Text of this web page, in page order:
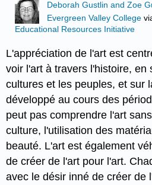
Deborah Gustlin and Zoe
Evergreen Valley College
Educational Resources Initiative
L'appréciation de l'art est
voir l'art à travers l'histoire, en
cultures et les peuples, et sur
développé au cours des
peut pas comprendre l'art
culture, l'utilisation des
beauté. L'art est également
de créer de l'art pour l'art.
avec le désir inné de créer de